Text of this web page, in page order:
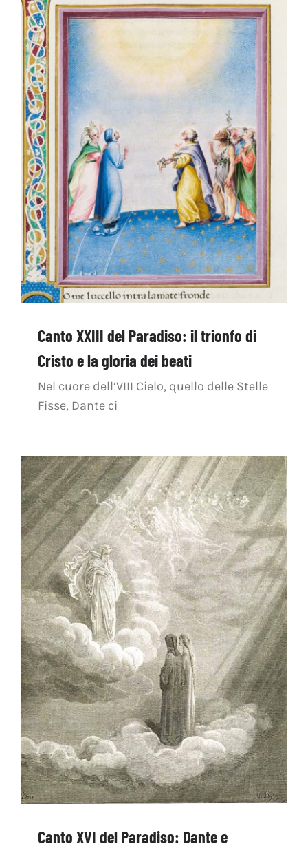
Canto XXIII del Paradiso: il trionfo di
Cristo e la gloria dei beati
Nel cuore dell’VIII Cielo, quello delle Stelle
Fisse, Dante ci
Canto XVI del Paradiso: Dante e